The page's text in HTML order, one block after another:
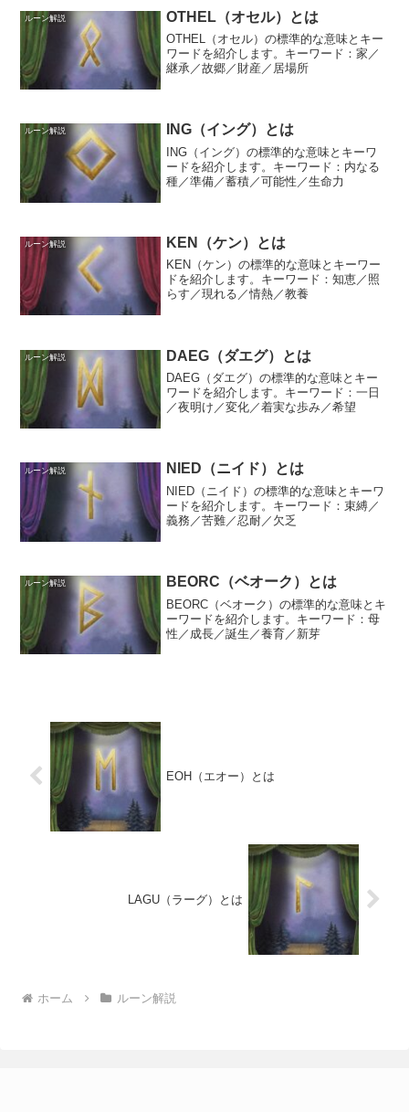
ルーン解説 OTHEL（オセル）とは
OTHEL（オセル）の標準的な意味とキー
ワードを紹介します。キーワード：家／
継承／故郷／財産／居場所
ルーン解説 ING（イング）とは
ING（イング）の標準的な意味とキーワ
ードを紹介します。キーワード：内なる
種／準備／蓄積／可能性／生命力
ルーン解説 KEN（ケン）とは
KEN（ケン）の標準的な意味とキーワー
ドを紹介します。キーワード：知恵／照
らす／現れる／情熱／教養
ルーン解説 DAEG（ダエグ）とは
DAEG（ダエグ）の標準的な意味とキー
ワードを紹介します。キーワード：一日
／夜明け／変化／着実な歩み／希望
ルーン解説 NIED（ニイド）とは
NIED（ニイド）の標準的な意味とキーワ
ードを紹介します。キーワード：束縛／
義務／苦難／忍耐／欠乏
ルーン解説 BEORC（ベオーク）とは
BEORC（ベオーク）の標準的な意味とキ
ーワードを紹介します。キーワード：母
性／成長／誕生／養育／新芽
EOH（エオー）とは
LAGU（ラーグ）とは
ホーム ルーン解説